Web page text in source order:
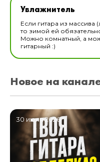
В наличии
Увлажнитель
Если гитара из массива
то зимой ей
Можно комнатный, а
гитарный :)
Новое на
30 июля 2026